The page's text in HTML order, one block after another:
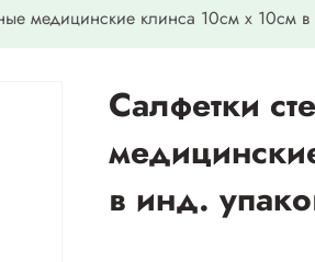
медицинские клинса 10см х 10см
Салфетки
в инд.